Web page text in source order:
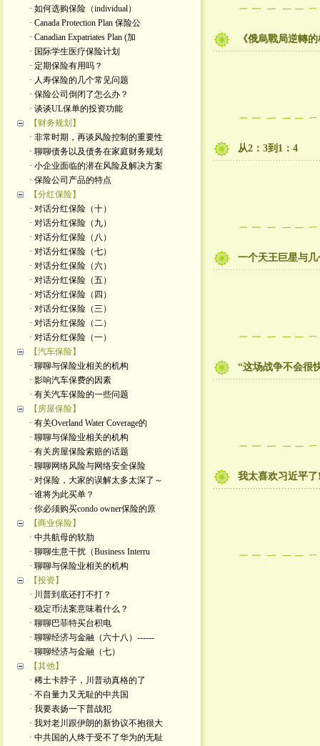
· 如何选购保险（individual）
· Canada Protection Plan 保险公
· Canadian Expatriates Plan (加
· 国际学生医疗保险计划
· 定期保险有用吗？
· 人寿保险的几个常见问题
· 保险公司倒闭了怎么办？
· 谈谈UL保单的投资功能
【财务规划】
· 非常时期，再谈风险控制的重要性
· 聊聊债务以及债务在家庭财务规划
· 小企业面临的潜在风险及解决方案
· 保险公司产品的特点
【分红保险】
· 对话分红保险（十）
· 对话分红保险（九）
· 对话分红保险（八）
· 对话分红保险（七）
· 对话分红保险（六）
· 对话分红保险（五）
· 对话分红保险（四）
· 对话分红保险（三）
· 对话分红保险（二）
· 对话分红保险（一）
【汽车保险】
· 聊聊与保险业相关的机构
· 影响汽车保费的因素
· 有关汽车保险的一些问题
【房屋保险】
· 有关Overland Water Coverage的
· 聊聊与保险业相关的机构
· 有关房屋保险索赔的话题
· 聊聊网络风险与网络安全保险
· 对保险，大家的误解太多太深了～
· 谁将为此买单？
· 你必须购买condo owner保险的原
【商业保险】
· 中共航母的软肋
· 聊聊生意干扰（Business Interru
· 聊聊与保险业相关的机构
【投资】
· 川普到底还打不打？
· 稳定币法案意味着什么？
· 聊聊巴菲特买台积电
· 聊聊经济与金融（六十八）------
· 聊聊经济与金融（七）
【其他】
· 稀土卡脖子，川普动真格的了
· 不自量力又无耻的中共国
· 我要表扬一下普战犯
· 我对老川跟伊朗的新协议不抱很大
· 中共国的人终于受不了华为的无耻
《俄烏戰局逆轉
从2：3到1：4
一个天王巨星与
“这场战争不会很
我太喜欢习近平